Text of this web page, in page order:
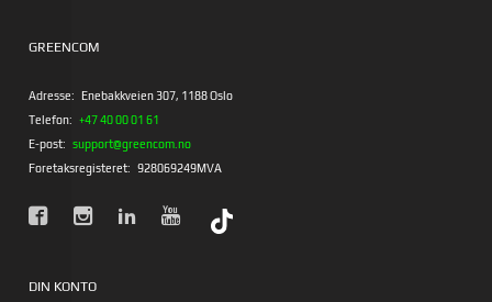
GREENCOM
Adresse: Enebakkveien 307, 1188 Oslo
Telefon: +47 40 00 01 61
E-post: support@greencom.no
Foretaksregisteret: 928069249MVA
DIN KONTO